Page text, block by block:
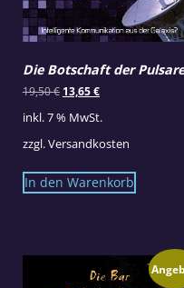
Die Botschaft der Pulsare
19,50€ Ursprünglicher
war:
19,50 €
13,65€Aktueller
ist:
13,65 €.
inkl. 7 % MwSt.
zzgl.Versandkosten
In den Warenkorb